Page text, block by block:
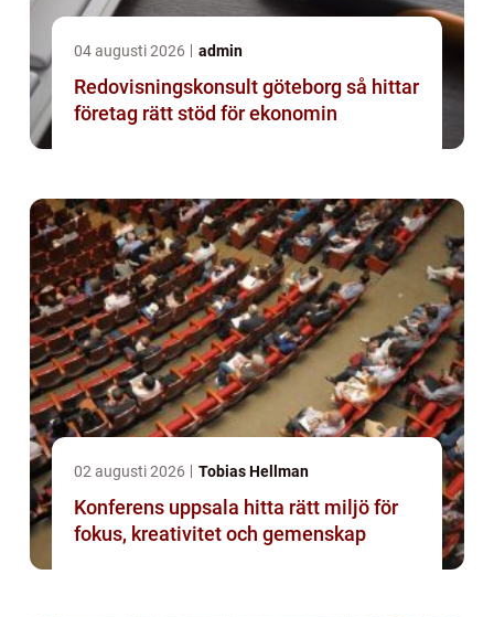
04 augusti 2026 admin
Redovisningskonsult göteborg så hittar
företag rätt stöd för ekonomin
02 augusti 2026 Tobias Hellman
Konferens uppsala hitta rätt miljö för
fokus, kreativitet och gemenskap